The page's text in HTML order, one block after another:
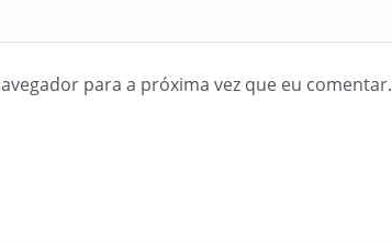
para a próxima vez que eu comentar.